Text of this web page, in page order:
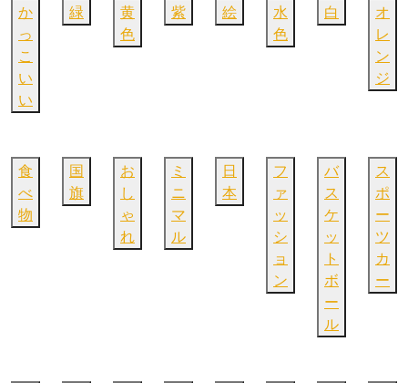
か
っ
こ
い
い
緑
黄
色
紫 絵
水
色
白
オ
レ
ン
ジ
食
べ
物
国
旗
お
し
ゃ
れ
ミ
ニ
マ
ル
日
本
フ
ァ
ッ
シ
ョ
ン
バ
ス
ケ
ッ
ト
ボ
ー
ル
ス
ポ
ー
ツ
カ
ー